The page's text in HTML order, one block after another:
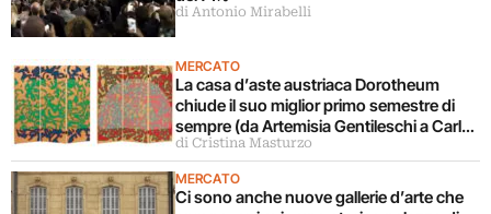
di Antonio Mirabelli
MERCATO
La casa d’aste austriaca Dorotheum
chiude il suo miglior primo semestre di
sempre (da Artemisia Gentileschi a Carla
Accardi)
di Cristina Masturzo
MERCATO
Ci sono anche nuove gallerie d’arte che